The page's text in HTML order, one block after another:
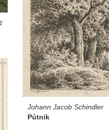
Johann Jacob Schindler
Pútnik